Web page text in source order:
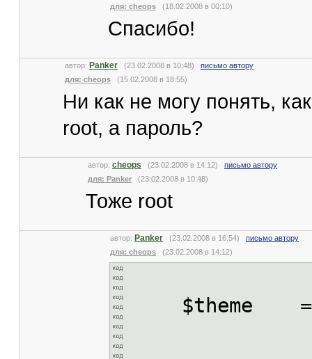
для: cheops (18.02.2008 в 00:10)
Спасибо!
автор: Panker (23.02.2008 в 10:48) письмо автору
для: cheops (15.02.2008 в 18:55)
Ни как не могу понять,
root, а пароль?
автор: cheops (23.02.2008 в 14:12) письмо автору
для: Panker (23.02.2008 в 10:48)
Тоже root
автор: Panker (23.02.2008 в 16:54) письмо автору
для: cheops (23.02.2008 в 14:12)
$theme =